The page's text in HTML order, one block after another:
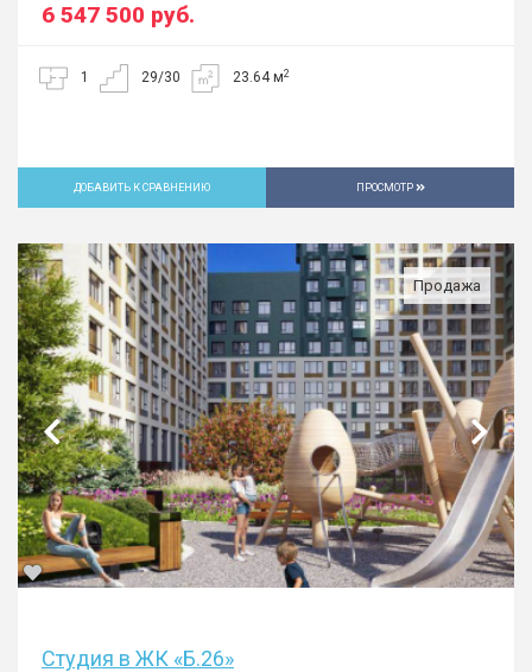
6 547 500 руб.
1 29/30 23.64 м2
ДОБАВИТЬ К СРАВНЕНИЮ ПРОСМОТР
Продажа
Студия в ЖК «Б.26»